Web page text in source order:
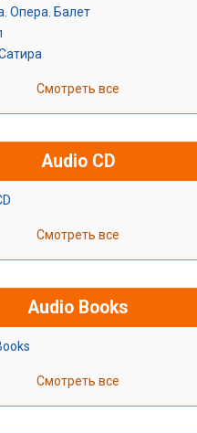
Опера. Балет
Смотреть все
Audio CD
Смотреть все
Audio Books
Смотреть все